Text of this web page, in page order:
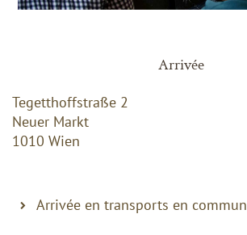
Arrivée
Tegetthoffstraße 2
Neuer Markt
1010 Wien
Arrivée en transports en commun